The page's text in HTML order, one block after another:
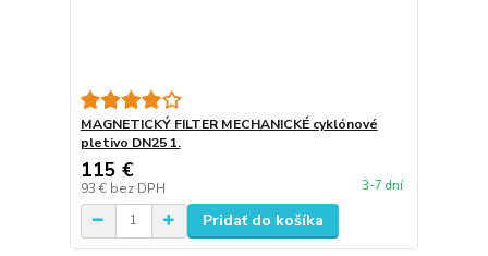
MAGNETICKÝ FILTER MECHANICKÉ cyklónové
pletivo DN25 1.
115 €
93 € bez DPH 3-7 dní
Pridať do košíka